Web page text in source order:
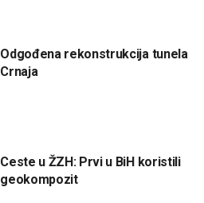
Odgođena rekonstrukcija tunela
Crnaja
Ceste u ŽZH: Prvi u BiH koristili
geokompozit